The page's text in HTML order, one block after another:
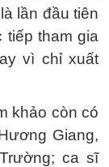
lần đầu tiên
tiếp tham gia
vì chỉ xuất
khảo còn có
Giang,
ca sĩ